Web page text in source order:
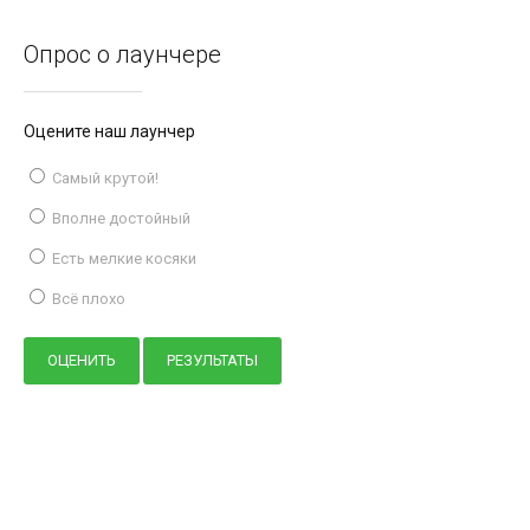
Опрос о лаунчере
Оцените наш лаунчер
Самый крутой!
Вполне достойный
Есть мелкие косяки
Всё плохо